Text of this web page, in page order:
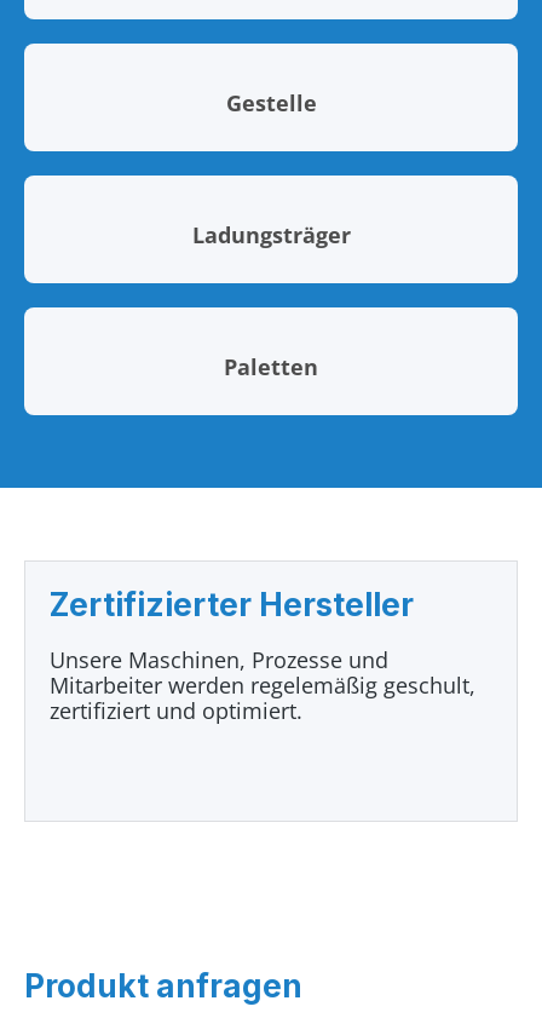
Gestelle
Ladungsträger
Paletten
Zertifizierter Hersteller
Unsere Maschinen, Prozesse und
Mitarbeiter werden regelemäßig geschult,
zertifiziert und optimiert.
Produkt anfragen